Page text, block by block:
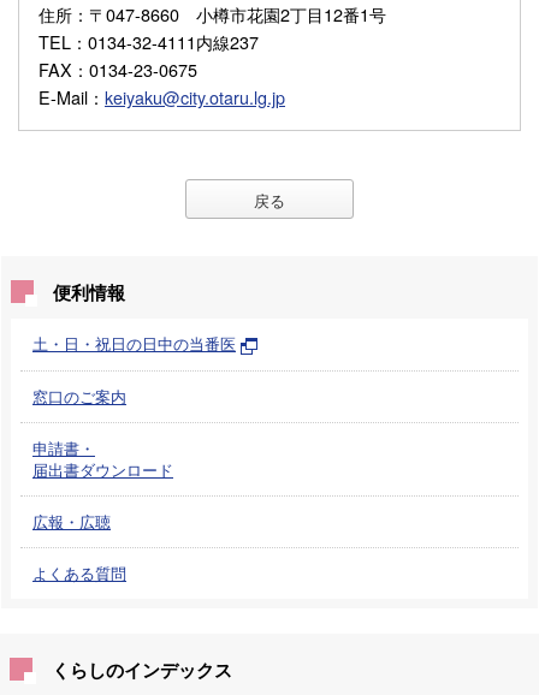
住所 ：〒047-8660 小樽市花園2丁目12番1号
TEL ：0134-32-4111内線237
FAX ：0134-23-0675
E-Mail ： keiyaku@city.otaru.lg.jp
戻る
便利情報
土・日・祝日の日中の当番医
窓口のご案内
申請書・
届出書ダウンロード
広報・広聴
よくある質問
くらしのインデックス